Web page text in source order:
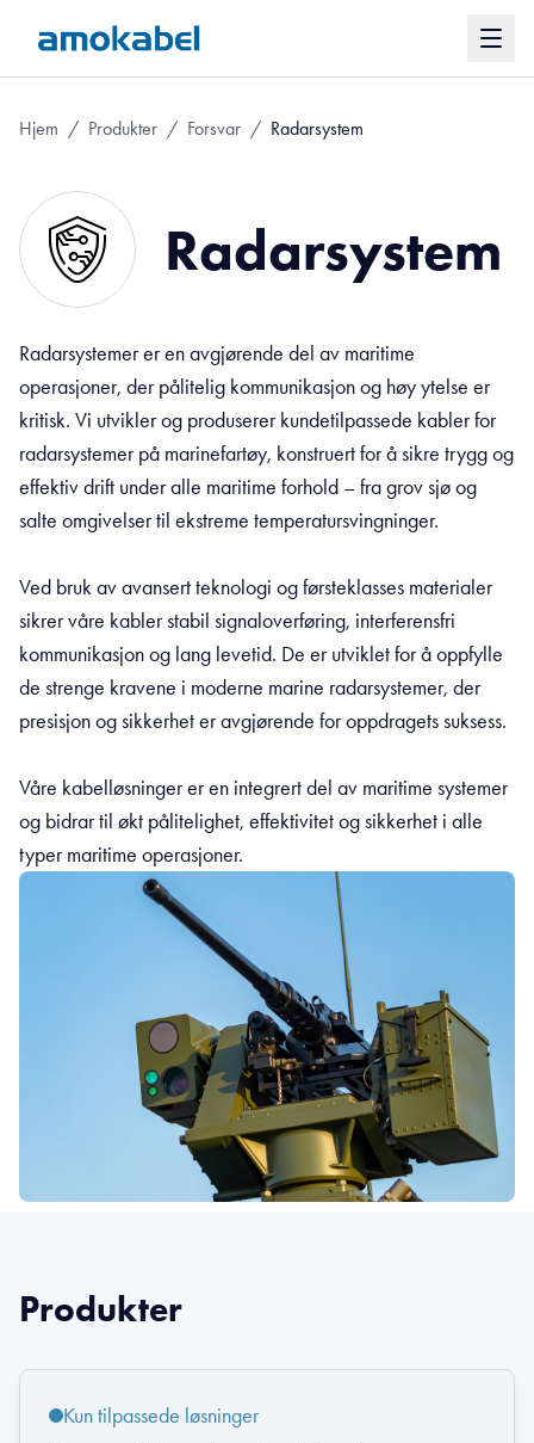
Hjem / Produkter / Forsvar / Radarsystem
Radarsystem
Radarsystemer er en avgjørende del av maritime
operasjoner, der pålitelig kommunikasjon og høy ytelse er
kritisk. Vi utvikler og produserer kundetilpassede kabler for
radarsystemer på marinefartøy, konstruert for å sikre trygg og
effektiv drift under alle maritime forhold – fra grov sjø og
salte omgivelser til ekstreme temperatursvingninger.
Ved bruk av avansert teknologi og førsteklasses materialer
sikrer våre kabler stabil signaloverføring, interferensfri
kommunikasjon og lang levetid. De er utviklet for å oppfylle
de strenge kravene i moderne marine radarsystemer, der
presisjon og sikkerhet er avgjørende for oppdragets suksess.
Våre kabelløsninger er en integrert del av maritime systemer
og bidrar til økt pålitelighet, effektivitet og sikkerhet i alle
typer maritime operasjoner.
Produkter
Kun tilpassede løsninger